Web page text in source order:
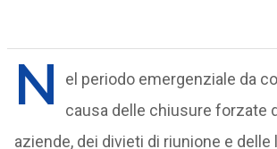
N
el periodo emergenziale da
causa delle chiusure forzate
aziende, dei divieti di riunione e delle